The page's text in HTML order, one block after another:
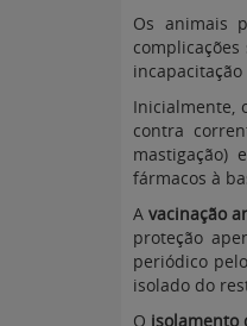
Os animais
Inicialmente,
contra
mastigação)
fármacos à
A vacinação
proteção
periódico
isolado do
O isolamento